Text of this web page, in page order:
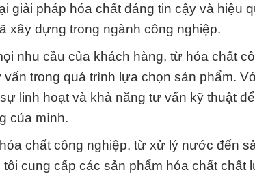
giải pháp hóa chất đáng tin cậy và hiệu
xây dựng trong ngành công nghiệp.
nhu cầu của khách hàng, từ hóa chất
trong quá trình lựa chọn sản phẩm.
linh hoạt và khả năng tư vấn kỹ thuật
của mình.
chất công nghiệp, từ xử lý nước đến
cung cấp các sản phẩm hóa chất chất